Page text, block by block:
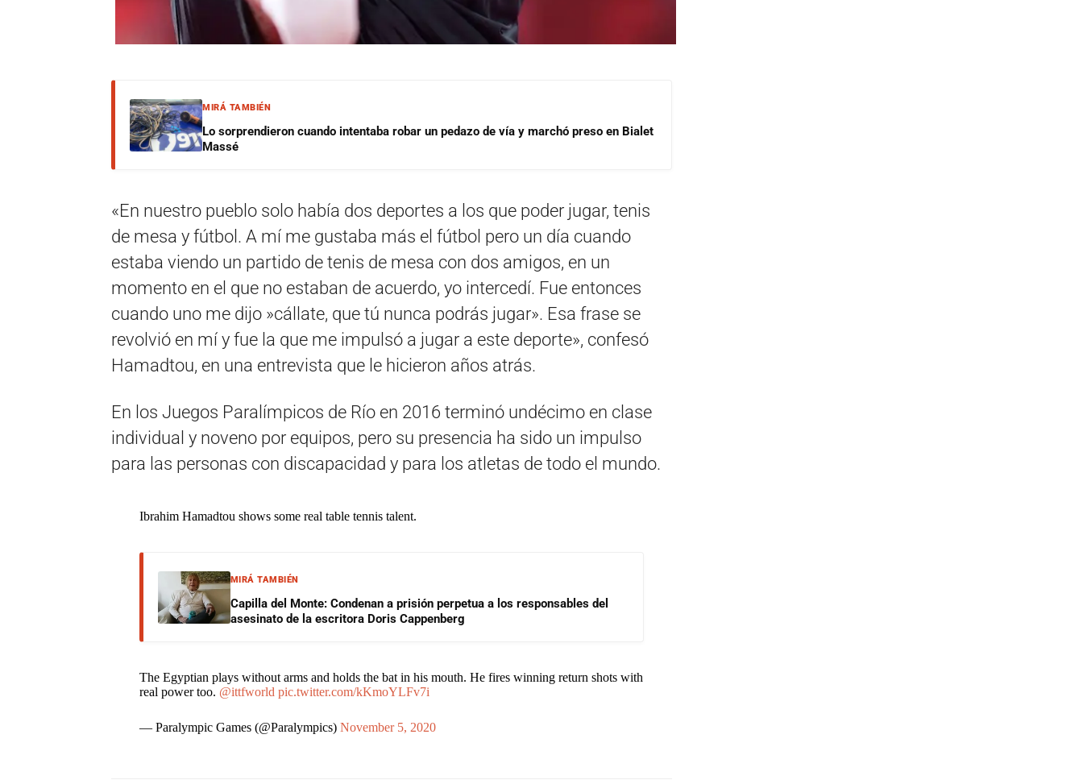
MIRÁ TAMBIÉN
Lo sorprendieron cuando intentaba robar un pedazo de vía y marchó preso en Bialet
Massé
«En nuestro pueblo solo había dos deportes a los que poder jugar, tenis
de mesa y fútbol. A mí me gustaba más el fútbol pero un día cuando
estaba viendo un partido de tenis de mesa con dos amigos, en un
momento en el que no estaban de acuerdo, yo intercedí. Fue entonces
cuando uno me dijo »cállate, que tú nunca podrás jugar». Esa frase se
revolvió en mí y fue la que me impulsó a jugar a este deporte», confesó
Hamadtou, en una entrevista que le hicieron años atrás.
En los Juegos Paralímpicos de Río en 2016 terminó undécimo en clase
individual y noveno por equipos, pero su presencia ha sido un impulso
para las personas con discapacidad y para los atletas de todo el mundo.
Ibrahim Hamadtou shows some real table tennis talent.
MIRÁ TAMBIÉN
Capilla del Monte: Condenan a prisión perpetua a los responsables del
asesinato de la escritora Doris Cappenberg
The Egyptian plays without arms and holds the bat in his mouth. He fires winning return shots with
real power too. @ittfworld pic.twitter.com/kKmoYLFv7i
— Paralympic Games (@Paralympics) November 5, 2020